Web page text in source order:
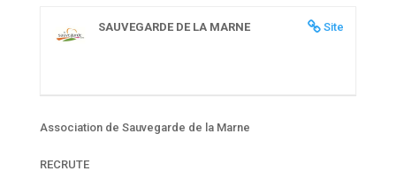
Site
SAUVEGARDE DE LA MARNE
Association de Sauvegarde de la Marne
RECRUTE